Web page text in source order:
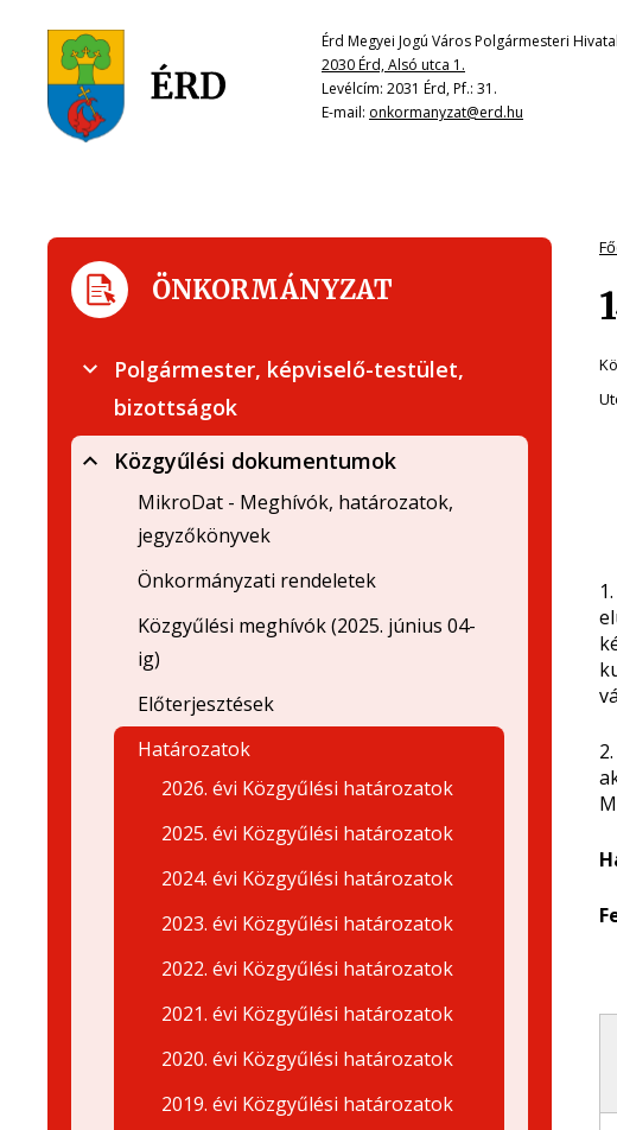
Érd Megyei Jogú Város Polgármesteri
2030 Érd, Alsó utca 1.
Levélcím: 2031 Érd, Pf.: 31.
E-mail: onkormanyzat@erd.hu
ÖNKORMÁNYZAT
Polgármester, képviselő-testület,
bizottságok
Közgyűlési dokumentumok
MikroDat - Meghívók, határozatok,
jegyzőkönyvek
Önkormányzati rendeletek
Közgyűlési meghívók (2025. június 04-
ig)
Előterjesztések
Határozatok
2026. évi Közgyűlési határozatok
2025. évi Közgyűlési határozatok
2024. évi Közgyűlési határozatok
2023. évi Közgyűlési határozatok
2022. évi Közgyűlési határozatok
2021. évi Közgyűlési határozatok
2020. évi Közgyűlési határozatok
2019. évi Közgyűlési határozatok